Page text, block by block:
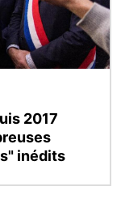
2017
inédits